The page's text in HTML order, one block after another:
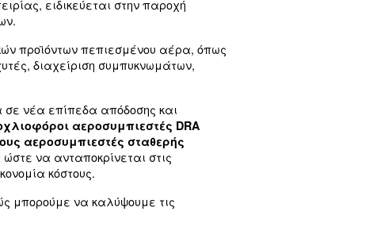
των εργασιών τους, αλλά ο ζωτικός
από 80 χρόνια εμπειρίας, ειδικεύεται στην
των συνεργείων.
ενεργειακά αποδοτικών προϊόντων
χωρίς λάδι, ενισχυτές, διαχείριση